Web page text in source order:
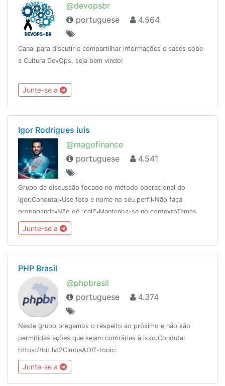
@devopsbr
portuguese
4.564
Canal para discutir e compartilhar informações e cases sobe
a Cultura DevOps, seja bem vindo!
Junte-se a
Igor Rodrigues luis
@magofinance
portuguese
4.541
Grupo de discussão focado no método operacional do
Igor.Conduta:▫️Use foto e nome no seu perfil▫️Não faça
propaganda▫️Não dê "call"▫️Mantenha-se no contextoTemas
proibidos:▫️Corretoras▫️Criptomoedas ▫️Forex
Junte-se a
PHP Brasil
@phpbrasil
portuguese
4.374
Neste grupo pregamos o respeito ao próximo e não são
permitidas ações que sejam contrárias à isso.Conduta:
https://bit.ly/2CImbaAOff-topic:
https://t.me/wwwdevofftopicBlog: https://medium.com/php-
brasilDúvidas entre em contato com um adm.
Junte-se a